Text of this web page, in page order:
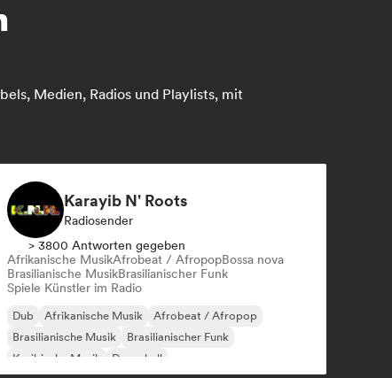
Medien, Radios und Playlists, mit
Karayib N' Roots
Radiosender
> 3800 Antworten gegeben
Afrikanische MusikAfrobeat / AfropopBossa nova
Brasilianische MusikBrasilianischer Funk
Spiele Künstler im Radio
Dub Afrikanische Musik
Afrobeat / Afropop
Brasilianische Musik
Brasilianischer Funk
Karibische Musik
Dancehall